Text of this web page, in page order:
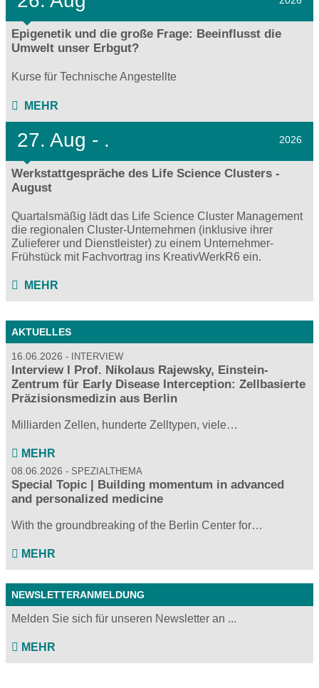
Epigenetik und die große Frage: Beeinflusst die
Umwelt unser Erbgut?
Kurse für Technische Angestellte
MEHR
27. Aug - . 2026
Werkstattgespräche des Life Science Clusters -
August
Quartalsmäßig lädt das Life Science Cluster Management
die regionalen Cluster-Unternehmen (inklusive ihrer
Zulieferer und Dienstleister) zu einem Unternehmer-
Frühstück mit Fachvortrag ins KreativWerkR6 ein.
MEHR
AKTUELLES
16.06.2026 INTERVIEW
Interview I Prof. Nikolaus Rajewsky, Einstein-
Zentrum für Early Disease Interception: Zellbasierte
Präzisionsmedizin aus Berlin
Milliarden Zellen, hunderte Zelltypen, viele…
MEHR
08.06.2026 SPEZIALTHEMA
Special Topic | Building momentum in advanced
and personalized medicine
With the groundbreaking of the Berlin Center for…
MEHR
NEWSLETTERANMELDUNG
Melden Sie sich für unseren Newsletter an ...
MEHR